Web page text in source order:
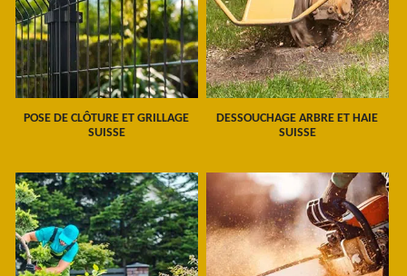
POSE DE CLÔTURE ET GRILLAGE
SUISSE
DESSOUCHAGE ARBRE ET HAIE
SUISSE